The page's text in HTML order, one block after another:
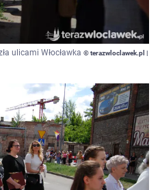
ulicami Włocławka © terazwloclawek.pl |